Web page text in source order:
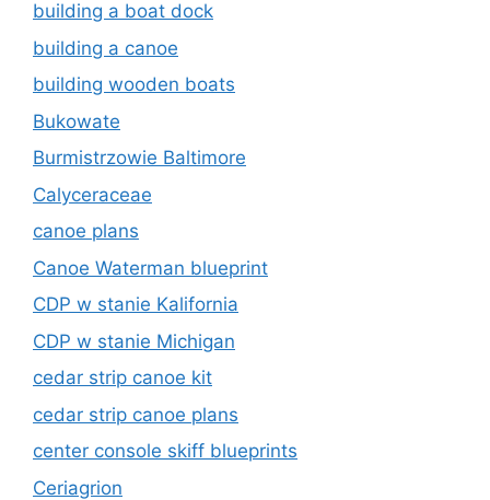
building a boat dock
building a canoe
building wooden boats
Bukowate
Burmistrzowie Baltimore
Calyceraceae
canoe plans
Canoe Waterman blueprint
CDP w stanie Kalifornia
CDP w stanie Michigan
cedar strip canoe kit
cedar strip canoe plans
center console skiff blueprints
Ceriagrion